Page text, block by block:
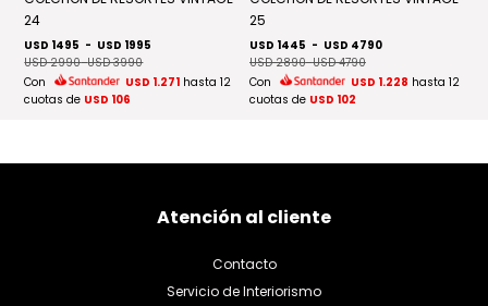
24
USD 1495 - USD 1995
USD 2990-USD 3990
Con
USD 1.271 hasta 12
cuotas de USD 106
25
USD 1445 - USD 4790
USD 2890-USD 4790
Con
USD 1.228 hasta 12
cuotas de USD 102
Atención al cliente
Contacto
Servicio de Interiorismo